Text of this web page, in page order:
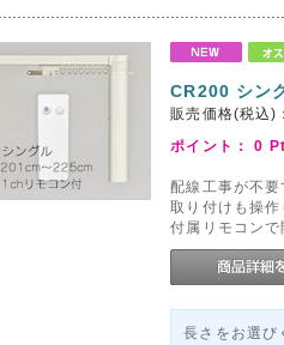
CR200 シン
販売価格(税込)
ポイント：0
配線工事が不
取り付けも操
付属リモコン
長さをお選